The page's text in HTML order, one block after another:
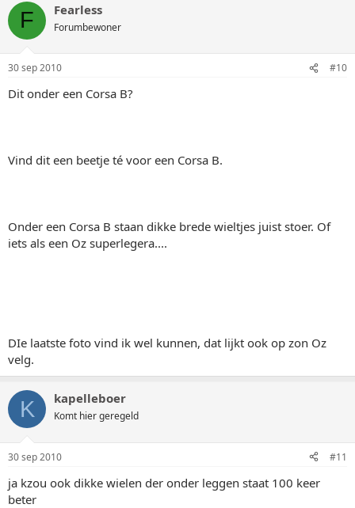
F Fearless
Forumbewoner
30 sep 2010 #10
Dit onder een Corsa B?
Vind dit een beetje té voor een Corsa B.
Onder een Corsa B staan dikke brede wieltjes juist stoer. Of
iets als een Oz superlegera....
DIe laatste foto vind ik wel kunnen, dat lijkt ook op zon Oz
velg.
K kapelleboer
Komt hier geregeld
30 sep 2010 #11
ja kzou ook dikke wielen der onder leggen staat 100 keer
beter